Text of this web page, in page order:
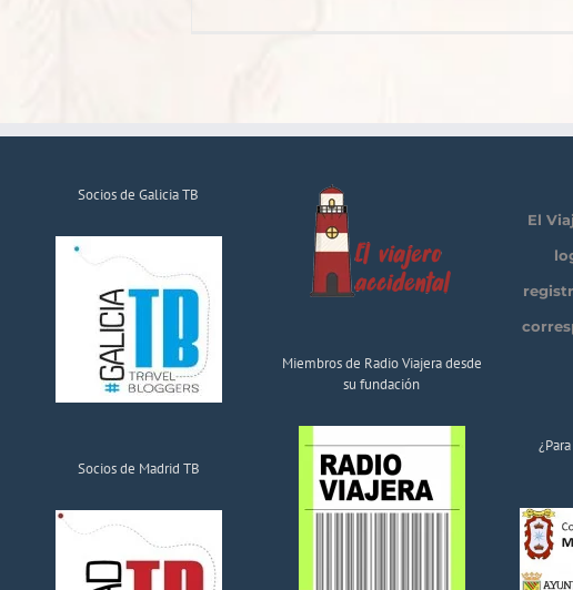
Socios de Galicia TB
Socios de Madrid TB
Miembros de Radio Viajera desde
su fundación
El